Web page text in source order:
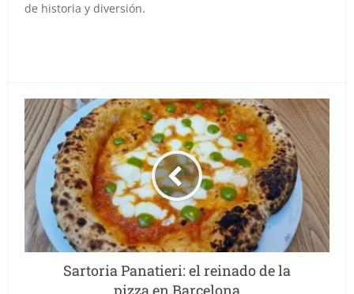
de historia y diversión.
Sartoria Panatieri: el reinado de la
pizza en Barcelona